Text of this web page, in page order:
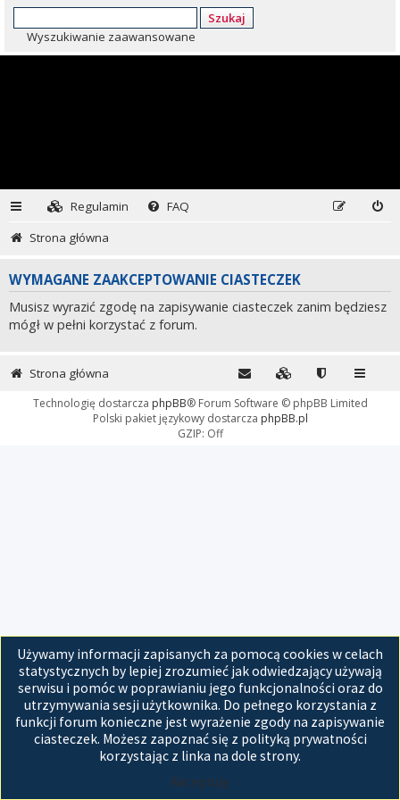
Szukaj
Wyszukiwanie zaawansowane
Regulamin
FAQ
Strona główna
WYMAGANE ZAAKCEPTOWANIE CIASTECZEK
Musisz wyrazić zgodę na zapisywanie ciasteczek zanim będziesz
mógł w pełni korzystać z forum.
Używamy informacji zapisanych za pomocą cookies w celach
statystycznych by lepiej zrozumieć jak odwiedzający używają
serwisu i pomóc w poprawianiu jego funkcjonalności oraz do
utrzymywania sesji użytkownika. Do pełnego korzystania z
funkcji forum konieczne jest wyrażenie zgody na zapisywanie
ciasteczek. Możesz zapoznać się z polityką prywatności
korzystając z linka na dole strony.
Akceptuję
Strona główna
Technologię dostarcza phpBB® Forum Software © phpBB Limited
Polski pakiet językowy dostarcza phpBB.pl
GZIP: Off